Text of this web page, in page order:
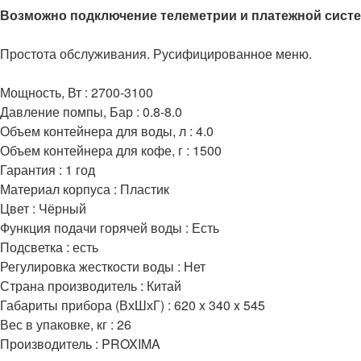
Возможно подключение телеметрии и платежной
Простота обслуживания. Русифицированное меню.
Мощность, Вт : 2700-3100
Давление помпы, Бар : 0.8-8.0
Объем контейнера для воды, л : 4.0
Объем контейнера для кофе, г : 1500
Гарантия : 1 год
Материал корпуса : Пластик
Цвет : Чёрный
Функция подачи горячей воды : Есть
Подсветка : есть
Регулировка жесткости воды : Нет
Страна производитель : Китай
Габариты прибора (ВхШхГ) : 620 x 340 x 545
Вес в упаковке, кг : 26
Производитель : PROXIMA